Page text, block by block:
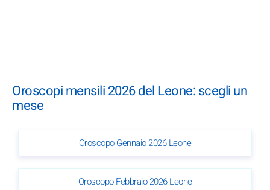
Oroscopi mensili 2026 del Leone: scegli un
mese
Oroscopo Gennaio 2026 Leone
Oroscopo Febbraio 2026 Leone